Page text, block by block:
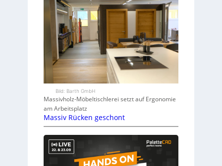
Bild: Barth GmbH
Massivholz-Möbeltischlerei setzt auf Ergonomie
am Arbeitsplatz
Massiv Rücken geschont